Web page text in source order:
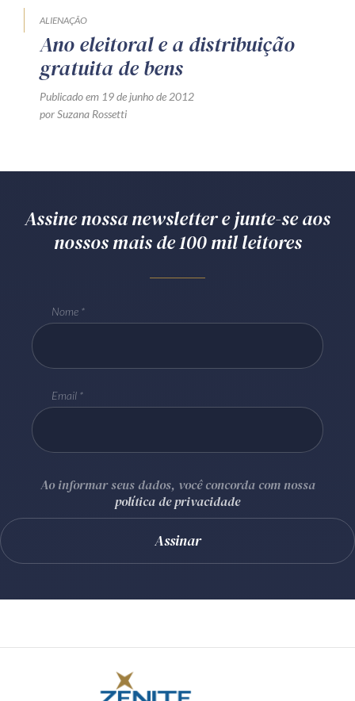
ALIENAÇÃO
Ano eleitoral e a distribuição
gratuita de bens
Publicado em 19 de junho de 2012
por Suzana Rossetti
Assine nossa newsletter e junte-se aos
nossos mais de 100 mil leitores
Nome
Email
Ao informar seus dados, você concorda com nossa
política de privacidade